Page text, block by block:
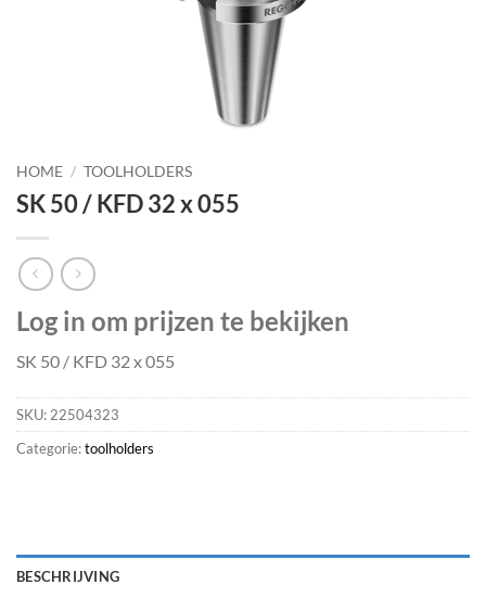
HOME / TOOLHOLDERS
SK 50 / KFD 32 x 055
Log in om prijzen te bekijken
SK 50 / KFD 32 x 055
SKU:22504323
Categorie:toolholders
BESCHRIJVING